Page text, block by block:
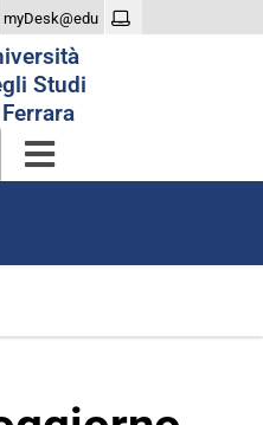
myDesk@edu
Studi